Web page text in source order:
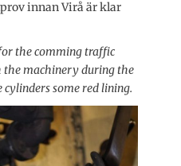
innan Virå är klar
the comming traffic
the machinery during the
some red lining.